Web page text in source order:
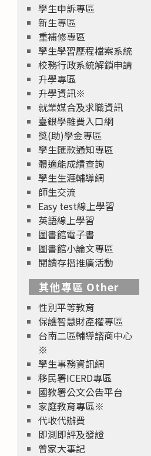
學生申訴專區
新生專區
重補修專區
學生學習歷程檔案系統
校務行政系統解鎖申請
升學專區
升學資訊※
就業媒合及求職資訊
臺銀學雜費入口網
獎(助)學金專區
學生匯款通知專區
體適能成績查詢
學生生涯輔導網
師生交流
Easy test線上學習
英語線上學習
圖書館電子書
圖書館小論文專區
閱讀存摺推廣活動
其他專區 Other
性別平等教育
保護智慧財產權專區
台南二區輔導諮商中心
※
學生事務資訊網
移民署ICERD專區
國教署公文公告平台
家庭教育專區※
代收代辦費
即測即評及發證
曾家大事記